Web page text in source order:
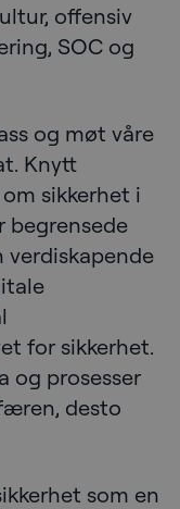
offensiv
SOC og
og møt våre
Knytt
sikkerhet i
begrensede
verdiskapende
for sikkerhet.
og prosesser
desto
som en